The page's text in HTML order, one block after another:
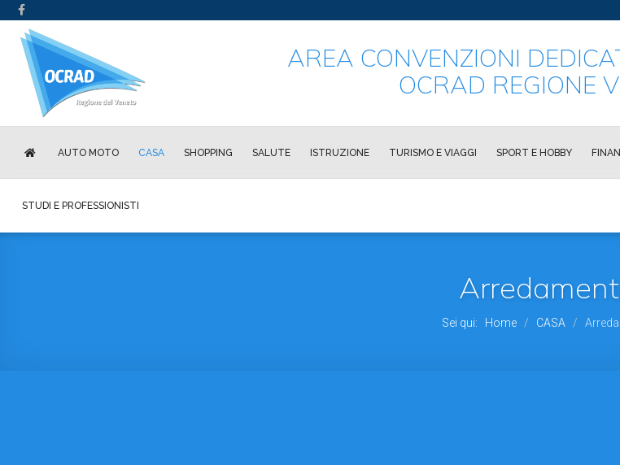
AREA CONVENZIONI
OCRAD REGIONE
AUTO MOTO CASA SHOPPING SALUTE ISTRUZIONE TURISMO E VIAGGI SPORT E HOBBY
STUDI E PROFESSIONISTI
Sei qui: Home / CASA /